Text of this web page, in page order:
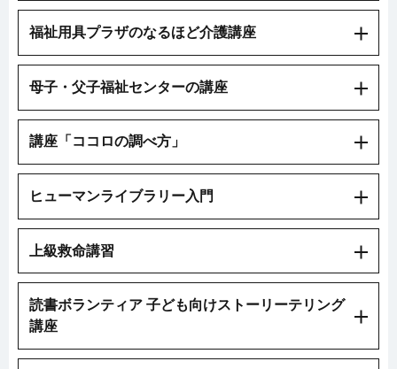
福祉用具プラザのなるほど介護講座
母子・父子福祉センターの講座
講座「ココロの調べ方」
ヒューマンライブラリー入門
上級救命講習
読書ボランティア 子ども向けストーリーテリング
講座